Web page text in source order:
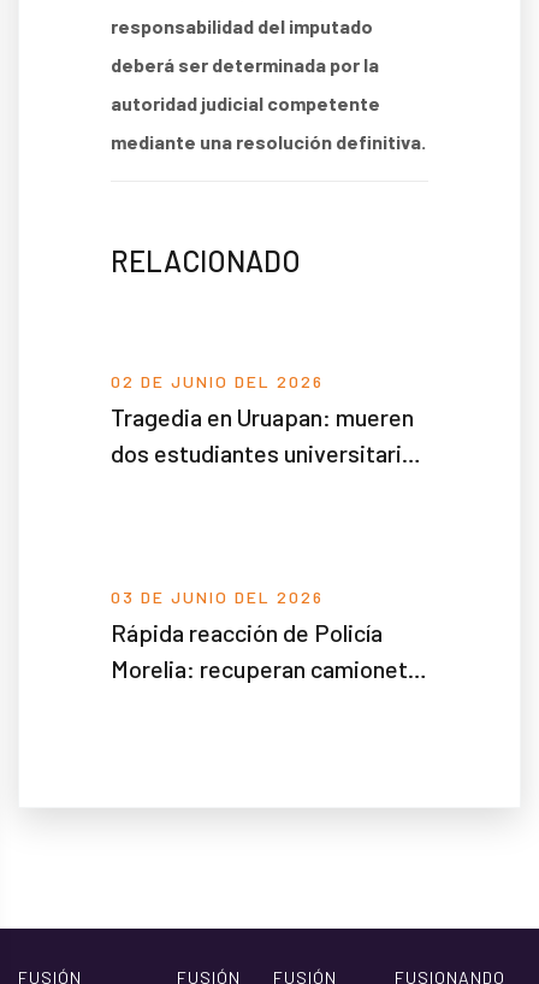
responsabilidad del imputado
deberá ser determinada por la
autoridad judicial competente
mediante una resolución definitiva.
RELACIONADO
02 DE JUNIO DEL 2026
Tragedia en Uruapan: mueren
dos estudiantes universitarias
03 DE JUNIO DEL 2026
Rápida reacción de Policía
Morelia: recuperan camioneta
FUSIÓN FUSIÓN FUSIÓN FUSIONANDO